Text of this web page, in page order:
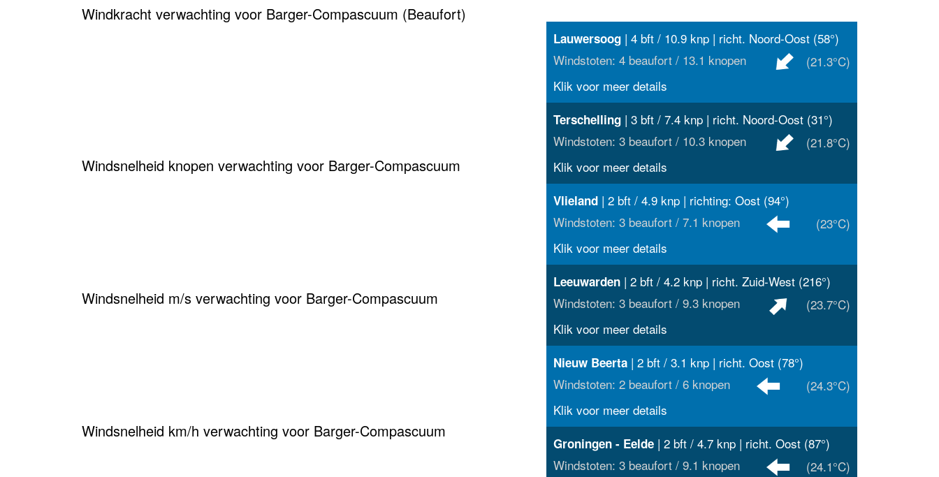
Windkracht verwachting voor Barger-Compascuum (Beaufort)
Windsnelheid knopen verwachting voor Barger-Compascuum
Windsnelheid m/s verwachting voor Barger-Compascuum
Windsnelheid km/h verwachting voor Barger-Compascuum
Lauwersoog| 4 bft / 10.9 knp | richt. Noord-Oost (58°)
Windstoten: 4 beaufort / 13.1 knopen
(21.3°C)
Klik voor meer details
Terschelling| 3 bft / 7.4 knp | richt. Noord-Oost (31°)
Windstoten: 3 beaufort / 10.3 knopen
(21.8°C)
Klik voor meer details
Vlieland| 2 bft / 4.9 knp | richting: Oost (94°)
Windstoten: 3 beaufort / 7.1 knopen
(23°C)
Klik voor meer details
Leeuwarden| 2 bft / 4.2 knp | richt. Zuid-West (216°)
Windstoten: 3 beaufort / 9.3 knopen
(23.7°C)
Klik voor meer details
Nieuw Beerta| 2 bft / 3.1 knp | richt. Oost (78°)
Windstoten: 2 beaufort / 6 knopen
(24.3°C)
Klik voor meer details
Groningen - Eelde| 2 bft / 4.7 knp | richt. Oost (87°)
Windstoten: 3 beaufort / 9.1 knopen
(24.1°C)